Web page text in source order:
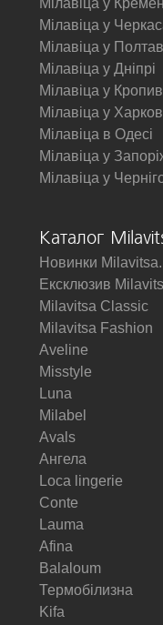
Мілавіца у
Мілавіца у
Мілавіца у
Мілавіца у Дніпрі
Мілавіца у
Мілавіца у
Мілавіца в Одесі
Мілавіца у
Мілавіца у
Каталог
Новинки
Ексклюзив
Milavitsa Classic
Milavitsa Fashion
Aveline
Misstyle
Luna
Milabel
Avals
Ангела
Loca lingerie
Conte
Lauma
Afina
Balaloum
Термобілизна
Kifa